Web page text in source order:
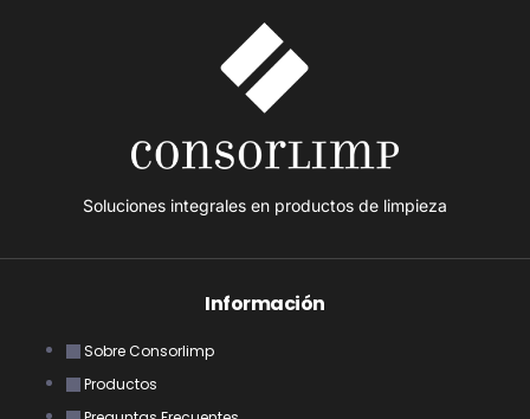
Soluciones integrales en productos de limpieza
Información
Sobre Consorlimp
Productos